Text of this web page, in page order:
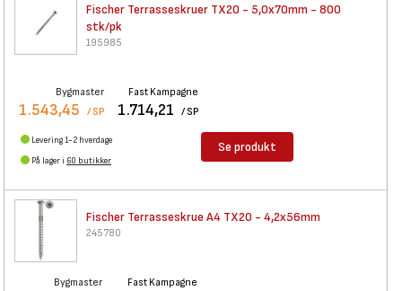
Fischer Terrasseskruer TX20 - 5,0x70mm - 800
stk/pk
195985
Bygmaster
1.543,45 / SP
Fast Kampagne
1.714,21 / SP
Levering 1-2 hverdage
På lager i 60 butikker
Se produkt
Fischer Terrasseskrue A4 TX20 - 4,2x56mm
245780
Bygmaster Fast Kampagne